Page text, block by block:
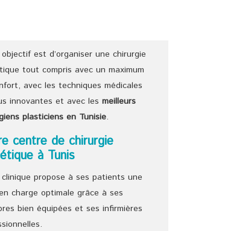
est d’organiser une chirurgie
tout compris avec un maximum
avec les techniques médicales
innovantes et avec lesmeilleurs
plasticiens en Tunisie.
centre de chirurgie
à Tunis
propose à ses patients une
charge optimale grâce à ses
bien équipées et ses infirmières